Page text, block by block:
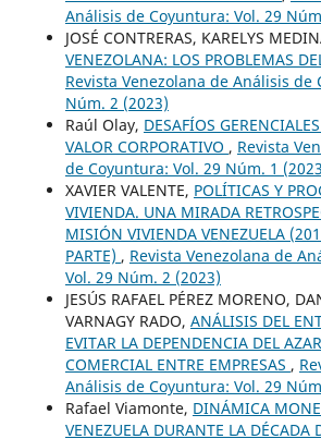
Análisis de Coyuntura: Vol. 29
JOSÉ CONTRERAS, KARELYS
VENEZOLANA: LOS PROBLEMAS
Revista Venezolana de Análisis de
Núm. 2 (2023)
Raúl Olay, DESAFÍOS
VALOR CORPORATIVO , Revista
de Coyuntura: Vol. 29 Núm. 1
XAVIER VALENTE, POLÍTICAS Y
VIVIENDA. UNA MIRADA
MISIÓN VIVIENDA VENEZUELA
PARTE) , Revista Venezolana de
Vol. 29 Núm. 2 (2023)
JESÚS RAFAEL PÉREZ MORENO,
VARNAGY RADO, ANÁLISIS DEL
EVITAR LA DEPENDENCIA DEL
COMERCIAL ENTRE EMPRESAS ,
Análisis de Coyuntura: Vol. 29
Rafael Viamonte, DINÁMICA
VENEZUELA DURANTE LA DÉCADA